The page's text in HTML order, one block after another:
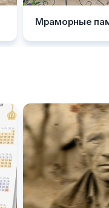
Мраморные